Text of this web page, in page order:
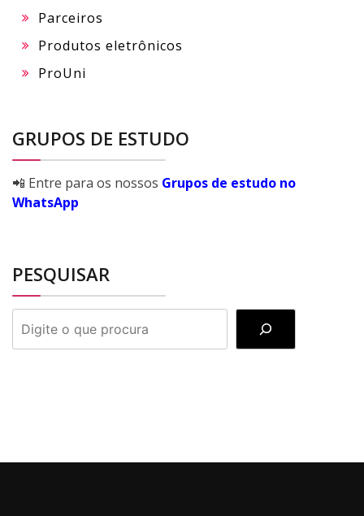
Parceiros
Produtos eletrônicos
ProUni
GRUPOS DE ESTUDO
📲 Entre para os nossos Grupos de estudo no
WhatsApp
PESQUISAR
PESQUISAR